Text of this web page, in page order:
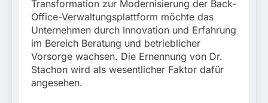
Transformation zur Modernisierung der Back-
Office-Verwaltungsplattform möchte das
Unternehmen durch Innovation und Erfahrung
im Bereich Beratung und betrieblicher
Vorsorge wachsen. Die Ernennung von Dr.
Stachon wird als wesentlicher Faktor dafür
angesehen.